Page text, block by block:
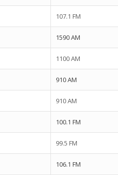
107.1 FM
1590 AM
1100 AM
910 AM
910 AM
100.1 FM
99.5 FM
106.1 FM